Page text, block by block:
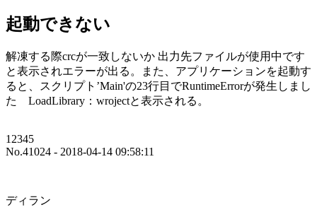
起動できない
解凍する際crcが一致しないか 出力先ファイルが使用中です
と表示されエラーが出る。また、アプリケーションを起動す
ると、スクリプト’Main'の23行目でRuntimeErrorが発生しまし
た LoadLibrary：wrojectと表示される。
12345
No.41024 - 2018-04-14 09:58:11
ディラン